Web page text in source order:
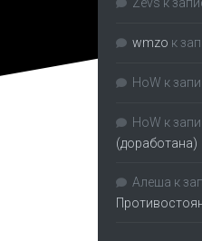
wmzo к
HoW к
HoW к
(доработана)
Алеша к